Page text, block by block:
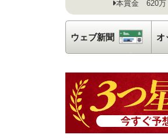
本賞金 620
ウェブ新聞 ウ
オ